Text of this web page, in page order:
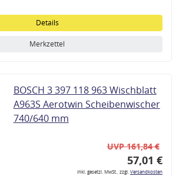
Details
Merkzettel
BOSCH 3 397 118 963 Wischblatt
A963S Aerotwin Scheibenwischer
740/640 mm
UVP 161,84 €
57,01 €
inkl. gesetzl. MwSt., zzgl.Versandkosten